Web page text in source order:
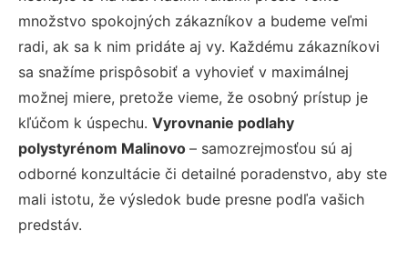
množstvo spokojných zákazníkov a budeme veľmi
radi, ak sa k nim pridáte aj vy. Každému zákazníkovi
sa snažíme prispôsobiť a vyhovieť v maximálnej
možnej miere, pretože vieme, že osobný prístup je
kľúčom k úspechu. Vyrovnanie podlahy
polystyrénom Malinovo – samozrejmosťou sú aj
odborné konzultácie či detailné poradenstvo, aby ste
mali istotu, že výsledok bude presne podľa vašich
predstáv.